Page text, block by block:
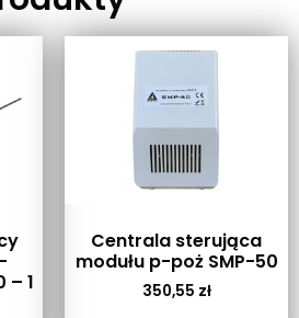
– 1
Centrala sterująca
modułu p-poż SMP-50
350,55 zł